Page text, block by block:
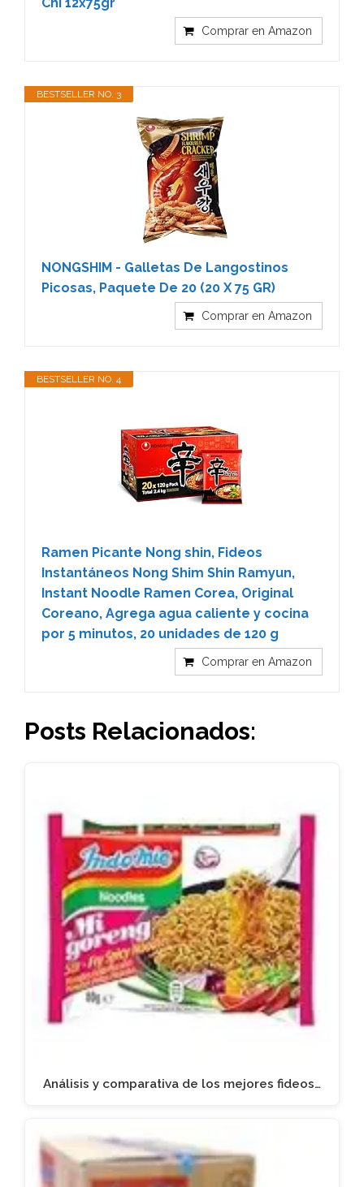
Comprar en Amazon
BESTSELLER NO. 3
NONGSHIM - Galletas De Langostinos
Picosas, Paquete De 20 (20 X 75 GR)
Comprar en Amazon
BESTSELLER NO. 4
Ramen Picante Nong shin, Fideos
Instantáneos Nong Shim Shin Ramyun,
Instant Noodle Ramen Corea, Original
Coreano, Agrega agua caliente y cocina
por 5 minutos, 20 unidades de 120 g
Comprar en Amazon
Posts Relacionados:
Análisis y comparativa de los mejores fideos…